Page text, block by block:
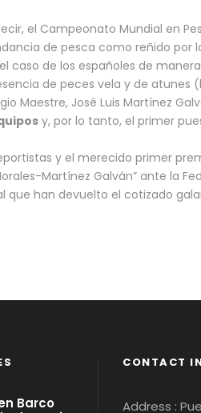
el Campeonato Mundial en
de pesca como reñido por
caso de los españoles de
de peces vela y de
Maestre, José Luis Martínez
y, por lo tanto, el primer
y el merecido primer
Martínez Galván” ante la
que han devuelto el cotizado
Barco
CONTACT
Address :